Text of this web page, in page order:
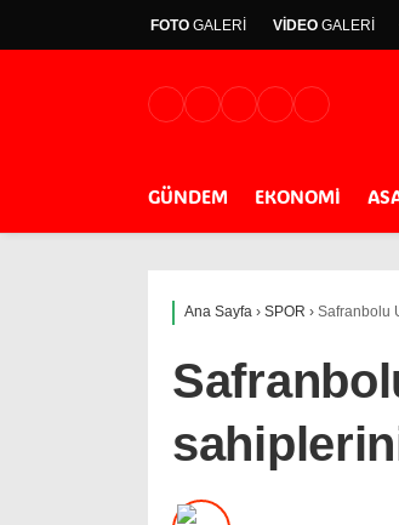
FOTO GALERİ VİDEO GALERİ
GÜNDEM EKONOMİ
Ana Sayfa › SPOR › Safranbolu